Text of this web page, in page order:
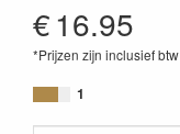
€16.95
*Prijzen zijn inclusief btw
8720077317826
1